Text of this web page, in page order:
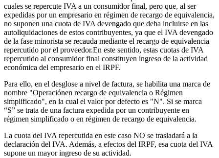
cuales se repercute IVA a un consumidor final, pero que, al ser
expedidas por un empresario en régimen de recargo de equivalencia,
no suponen una cuota de IVA devengado que deba incluirse en las
autoliquidaciones de estos contribuyentes, ya que el IVA devengado
de la fase minorista se recauda mediante el recargo de equivalencia
repercutido por el proveedor.En este sentido, estas cuotas de IVA
repercutido al consumidor final constituyen ingreso de la actividad
económica del empresario en el IRPF.
Para ello, en el desglose a nivel de factura, se habilita una marca de
nombre "Operaciónen recargo de equivalencia o Régimen
simplificado", en la cual el valor por defecto es "N". Si se marca
“S” se trata de una factura expedida por un contribuyente en
régimen simplificado o en régimen de recargo de equivalencia.
La cuota del IVA repercutida en este caso NO se trasladará a la
declaración del IVA. Además, a efectos del IRPF, esa cuota del IVA
supone un mayor ingreso de su actividad.